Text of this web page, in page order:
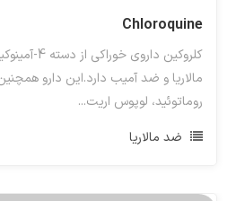
Chloroquine
کلروکین
مالاریا و ضد آمیب دارد.این دارو
روماتوئید، لوپوس اریت...
ضد مالاریا